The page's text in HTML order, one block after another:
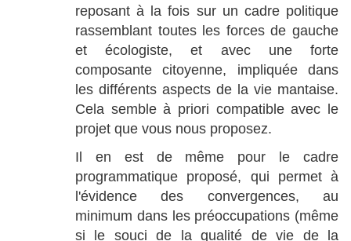
reposant à la fois sur un cadre politique
rassemblant toutes les forces de gauche
et écologiste, et avec une forte
composante citoyenne, impliquée dans
les différents aspects de la vie mantaise.
Cela semble à priori compatible avec le
projet que vous nous proposez.
Il en est de même pour le cadre
programmatique proposé, qui permet à
l'évidence des convergences, au
minimum dans les préoccupations (même
si le souci de la qualité de vie de la